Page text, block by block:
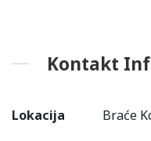
Kontakt
Lokacija
Braće